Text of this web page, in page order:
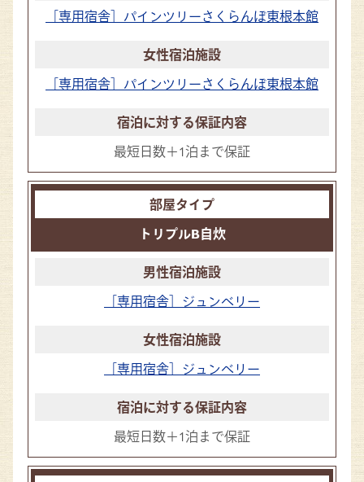
［専用宿舎］パインツリーさくらんぼ東根本館
［専用宿舎］パインツリーさくらんぼ東根本館
最短日数＋1泊まで保証
トリプルB自炊
［専用宿舎］ジュンベリー
［専用宿舎］ジュンベリー
最短日数＋1泊まで保証